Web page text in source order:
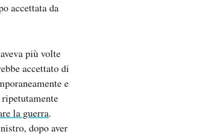
accettata da
più volte
accettato di
e
la guerra.
dopo aver